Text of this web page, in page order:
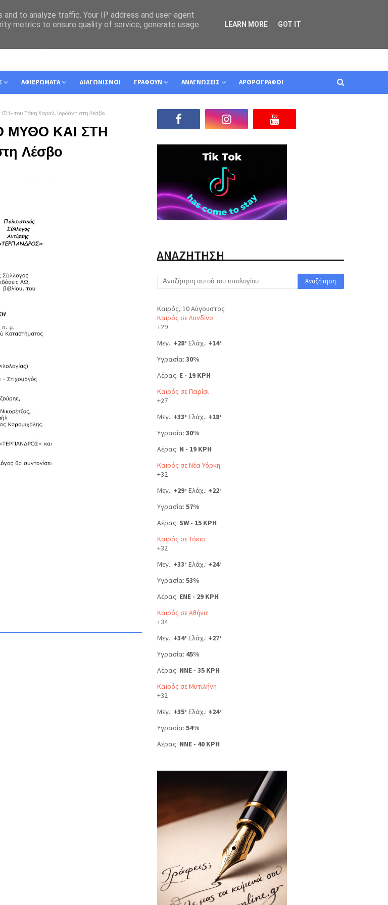
ΑΦΙΕΡΩΜΑΤΑ ΔΙΑΓΩΝΙΣΜΟΙ ΓΡΑΦΟΥΝ ΑΝΑΓΝΩΣΕΙΣ ΑΡΘΡΟΓΡΑΦΟΙ
του Τάκη Χαραλ. Ιορδάνη στη Λέσβο
ΜΥΘΟ ΚΑΙ ΣΤΗ
Λέσβο
ΑΝΑΖΗΤΗΣΗ
Καιρός, 10 Αύγουστος
Καιρός σε Λονδίνο
+29
Μεγ.: +28° Ελάχ.: +14°
Υγρασία: 30%
Αέρας: E - 19 KPH
Καιρός σε Παρίσι
+27
Μεγ.: +33° Ελάχ.: +18°
Υγρασία: 30%
Αέρας: N - 19 KPH
Καιρός σε Νέα Υόρκη
+32
Μεγ.: +29° Ελάχ.: +22°
Υγρασία: 57%
Αέρας: SW - 15 KPH
Καιρός σε Τόκιο
+32
Μεγ.: +33° Ελάχ.: +24°
Υγρασία: 53%
Αέρας: ENE - 29 KPH
Καιρός σε Αθήνα
+34
Μεγ.: +34° Ελάχ.: +27°
Υγρασία: 45%
Αέρας: NNE - 35 KPH
Καιρός σε Μυτιλήνη
+32
Μεγ.: +35° Ελάχ.: +24°
Υγρασία: 54%
Αέρας: NNE - 40 KPH
to analyze traffic. Your IP address and user-agent
metrics to ensure quality of service, generate usage
LEARN MORE GOT IT